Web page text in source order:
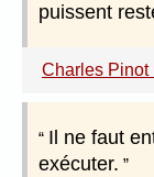
puissent
Charles Pinot
Il ne faut
exécuter.